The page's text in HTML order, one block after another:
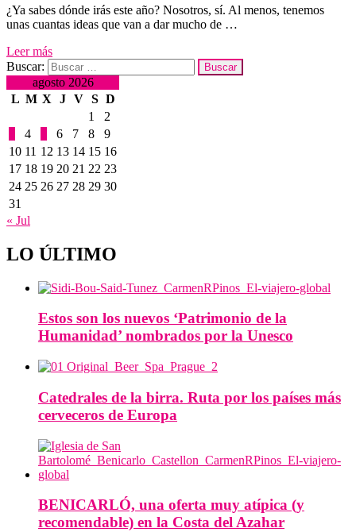
¿Ya sabes dónde irás este año? Nosotros, sí. Al menos, tenemos
unas cuantas ideas que van a dar mucho de …
Leer más
Buscar:
agosto 2026
L M X J V S D
1
2
4 6 7 8
9
10 11 12 13 14 15 16
17 18 19 20 21 22 23
24 25 26 27 28 29 30
31
« Jul
LO ÚLTIMO
Estos son los nuevos ‘Patrimonio de la
Humanidad’ nombrados por la Unesco
Catedrales de la birra. Ruta por los países más
cerveceros de Europa
BENICARLÓ, una oferta muy atípica (y
recomendable) en la Costa del Azahar